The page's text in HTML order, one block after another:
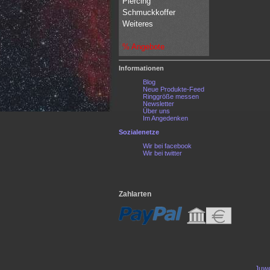
Schmuckkoffer
Weiteres
% Angebote
Informationen
Blog
Neue Produkte-Feed
Ringgröße messen
Newsletter
Über uns
Im Angedenken
Sozialenetze
Wir bei facebook
Wir bei twitter
Zahlarten